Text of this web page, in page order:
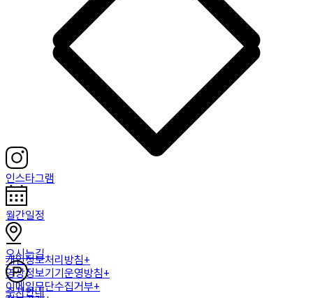
인스타그램
월간일정
오시는길
주차안내
개인정보처리방침+
영상정보기기운영방침+
이메일무단수집거부+